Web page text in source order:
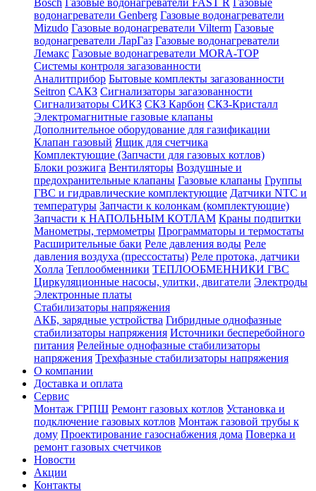
Bosch Газовые водонагреватели FAST R Газовые
водонагреватели Genberg Газовые водонагреватели
Mizudo Газовые водонагреватели Vilterm Газовые
водонагреватели ЛарГаз Газовые водонагреватели
Лемакс Газовые водонагреватели MORA-TOP
Системы контроля загазованности
Аналитприбор Бытовые комплекты загазованности
Seitron САКЗ Сигнализаторы загазованности
Сигнализаторы СИКЗ СКЗ Карбон СКЗ-Кристалл
Электромагнитные газовые клапаны
Дополнительное оборудование для газификации
Клапан газовый Ящик для счетчика
Комплектующие (Запчасти для газовых котлов)
Блоки розжига Вентиляторы Воздушные и
предохранительные клапаны Газовые клапаны Группы
ГВС и гидравлические комплектующие Датчики NTC и
температуры Запчасти к колонкам (комплектующие)
Запчасти к НАПОЛЬНЫМ КОТЛАМ Краны подпитки
Манометры, термометры Программаторы и термостаты
Расширительные баки Реле давления воды Реле
давления воздуха (прессостаты) Реле протока, датчики
Холла Теплообменники ТЕПЛООБМЕННИКИ ГВС
Циркуляционные насосы, улитки, двигатели Электроды
Электронные платы
Стабилизаторы напряжения
АКБ, зарядные устройства Гибридные однофазные
стабилизаторы напряжения Источники бесперебойного
питания Релейные однофазные стабилизаторы
напряжения Трехфазные стабилизаторы напряжения
О компании
Доставка и оплата
Сервис
Монтаж ГРПШ Ремонт газовых котлов Установка и
подключение газовых котлов Монтаж газовой трубы к
дому Проектирование газоснабжения дома Поверка и
ремонт газовых счетчиков
Новости
Акции
Контакты